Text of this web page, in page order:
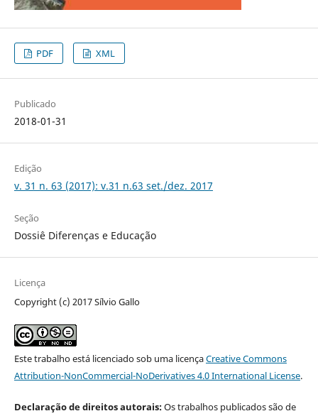
PDF XML
Publicado
2018-01-31
Edição
v. 31 n. 63 (2017): v.31 n.63 set./dez. 2017
Seção
Dossiê Diferenças e Educação
Licença
Copyright (c) 2017 Sílvio Gallo
Este trabalho está licenciado sob uma licençaCreative Commons
Attribution-NonCommercial-NoDerivatives 4.0 International License.
Declaração de direitos autorais:Os trabalhos publicados são de